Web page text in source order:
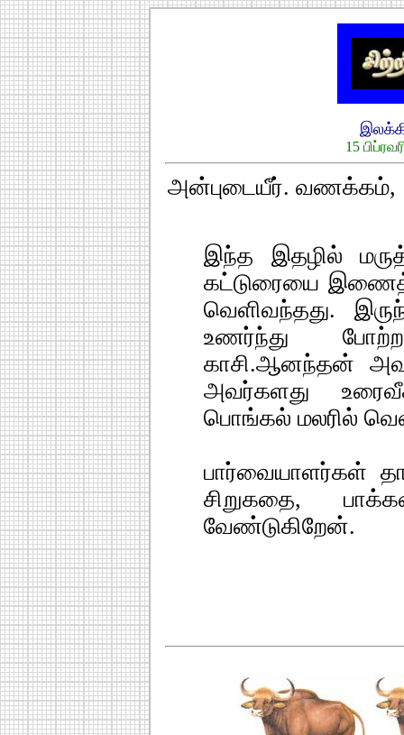
15
அன்புடையீர். வணக்கம்,
இந்த இதழில்
கட்டுரையை
வெளிவந்தது.
உணர்ந்து
காசி.ஆனந்தன்
அவர்களது
பொங்கல் மலரில்
பார்வையாளர்கள்
சிறுகதை,
வேண்டுகிறேன்.